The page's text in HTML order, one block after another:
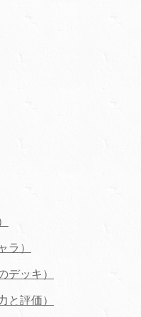
ラ）
デッキ）
と評価）